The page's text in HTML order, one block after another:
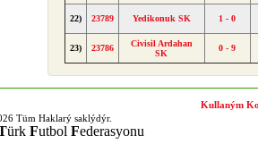
22) 23789 Yedikonuk SK 1 - 0
23) 23786
Civisil Ardahan
SK
0 - 9
Tüm Haklarý saklýdýr.
ürk Futbol Federasyonu
Kullaným